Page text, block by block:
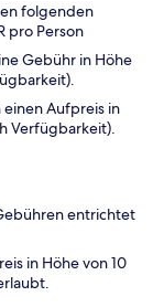
folgenden
pro Person
Gebühr in Höhe
Aufpreis in
Verfügbarkeit).
entrichtet
in Höhe von 10